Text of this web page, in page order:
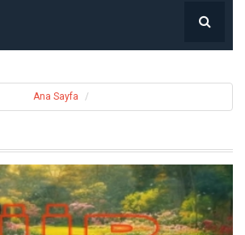
Ana Sayfa